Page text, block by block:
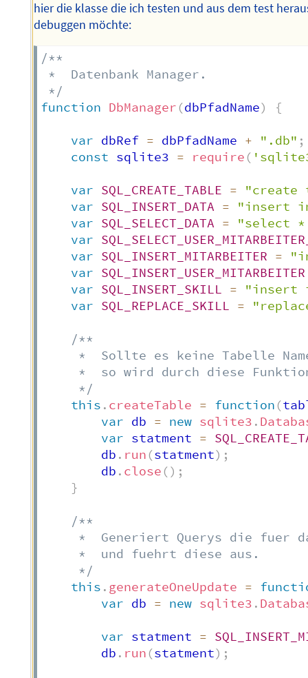
hier die klasse die ich testen und aus dem test
debuggen möchte:
/**
*  Datenbank Manager.
*/
function DbManager (dbPfadName) {
var dbRef = dbPfadName + ".db" ;
const sqlite3 = require (
var SQL_CREATE_TABLE =
"create
var SQL_INSERT_DATA =
"insert
var SQL_SELECT_DATA =
"select
var
var SQL_INSERT_MITARBEITER =
var SQL_INSERT_USER_MITARBEITER
var SQL_INSERT_SKILL =
"insert
var SQL_REPLACE_SKILL =
/**
*  Sollte es keine Tabelle
*  so wird durch diese
     */
this . createTable = function (
var db = new sqlite3 .
var statment =
        db
. run (statment) ;
        db
. close () ;
}
/**
*  Generiert Querys die fuer
     *  und fuehrt diese aus.
     */
this . generateOneUpdate =
var db = new sqlite3 .
var statment =
        db
. run (statment) ;